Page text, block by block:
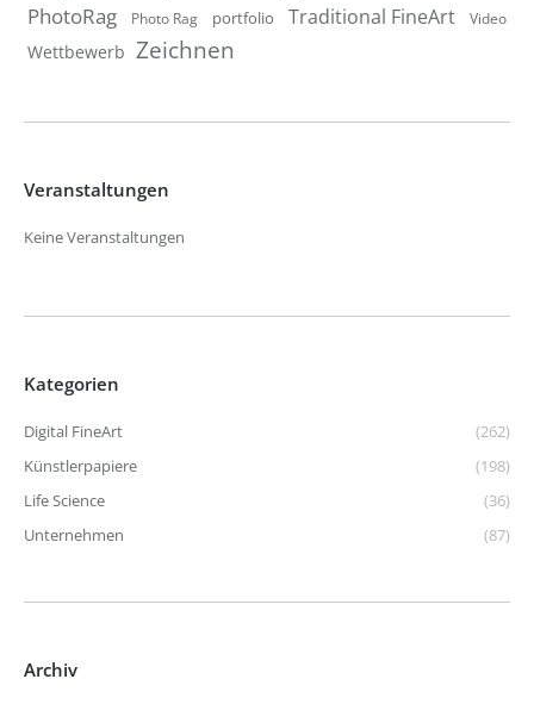
PhotoRag Photo Rag portfolio Traditional FineArt Video
Wettbewerb Zeichnen
Veranstaltungen
Keine Veranstaltungen
Kategorien
Digital FineArt
(262)
Künstlerpapiere
(198)
Life Science
(36)
Unternehmen
(87)
Archiv